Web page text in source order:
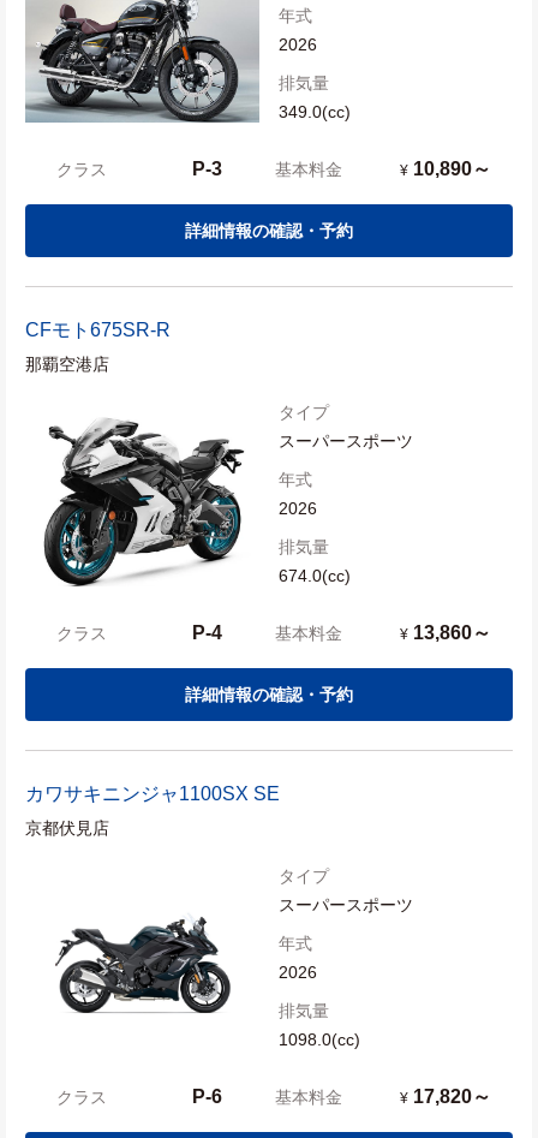
年式
2026
排気量
349.0(cc)
クラス P-3 基本料金 ¥ 10,890～
詳細情報の確認・予約
CFモト 675SR-R
那覇空港店
タイプ
スーパースポーツ
年式
2026
排気量
674.0(cc)
クラス P-4 基本料金 ¥ 13,860～
詳細情報の確認・予約
カワサキニンジャ1100SX SE
京都伏見店
タイプ
スーパースポーツ
年式
2026
排気量
1098.0(cc)
クラス P-6 基本料金 ¥ 17,820～